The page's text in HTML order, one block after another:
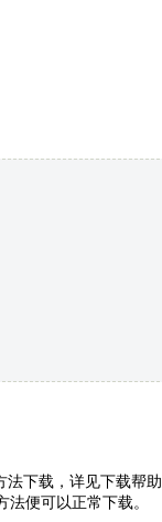
法下载，详见下载帮助
便可以正常下载。